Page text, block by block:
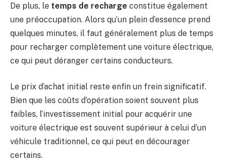
De plus, le temps de recharge constitue également
une préoccupation. Alors qu’un plein d’essence prend
quelques minutes, il faut généralement plus de temps
pour recharger complètement une voiture électrique,
ce qui peut déranger certains conducteurs.
Le prix d’achat initial reste enfin un frein significatif.
Bien que les coûts d’opération soient souvent plus
faibles, l’investissement initial pour acquérir une
voiture électrique est souvent supérieur à celui d’un
véhicule traditionnel, ce qui peut en décourager
certains.